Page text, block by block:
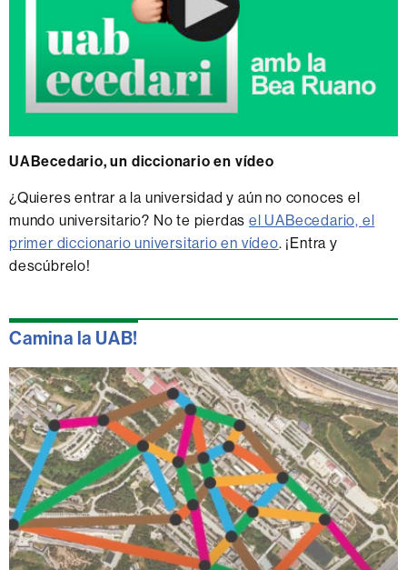
UABecedario, un diccionario en vídeo
¿Quieres entrar a la universidad y aún no conoces el
mundo universitario? No te pierdasel UABecedario, el
primer diccionario universitario en vídeo. ¡Entra y
descúbrelo!
Camina la UAB!